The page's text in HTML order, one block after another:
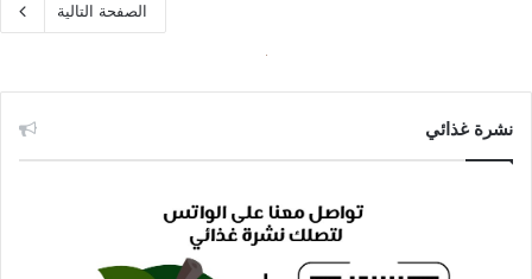
الصفحة التالية
نشرة غذائي